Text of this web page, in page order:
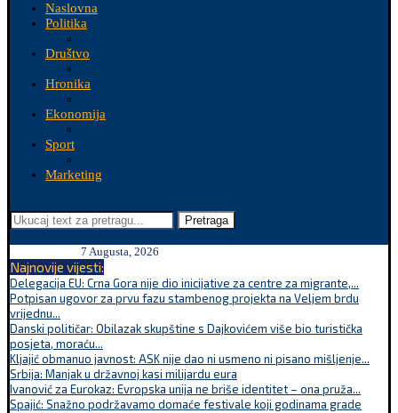
Naslovna
Politika
Društvo
Hronika
Ekonomija
Sport
Marketing
Pretraga
7 Augusta, 2026
Najnovije vijesti:
Delegacija EU: Crna Gora nije dio inicijative za centre za migrante,...
Potpisan ugovor za prvu fazu stambenog projekta na Veljem brdu
vrijednu...
Danski političar: Obilazak skupštine s Dajkovićem više bio turistička
posjeta, moraću...
Kljajić obmanuo javnost: ASK nije dao ni usmeno ni pisano mišljenje...
Srbija: Manjak u državnoj kasi milijardu eura
Ivanović za Eurokaz: Evropska unija ne briše identitet – ona pruža...
Spajić: Snažno podržavamo domaće festivale koji godinama grade